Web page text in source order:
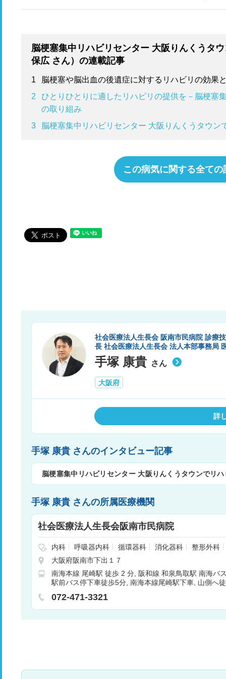
脳梗塞集中リハビリセンター 大阪りんくうタ
保広 さん）の連載記事
1
脳梗塞や脳出血の後遺症に対するリハビリの効果
2
ひとりひとりに適したリハビリの提供を－脳梗塞
の取り組み
3
脳梗塞集中リハビリセンター 大阪りんくうタウン
この病気に関する全て
社会医療法人生長会 阪南市民病院 診療
長 社会医療法人生長会 法人本部事務局
手塚 康貴 さん
大阪府
詳
手塚 康貴 さんのインタビュー記事
脳梗塞集中リハビリセンター 大阪りんくうタウンでリ
手塚 康貴 さんの所属医療機関
社会医療法人生長会阪南市民病院
内科 呼吸器内科 循環器科 消化器科
整形外科
科
皮膚科 泌尿器科
ン
放射線科 救急科
外科
形成外科 腫瘍内科・外科 脳神経外科 外
大阪府阪南市下出１７
南海本線 尾崎駅 徒歩 2 分
阪和線 和泉鳥取駅 南海バ
駅前バス停下車徒歩5分 南海本線尾崎駅下車 山側へ
072-471-3321